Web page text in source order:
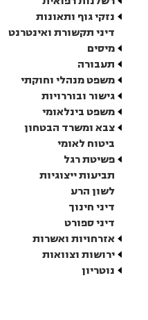
נזקי גוף ותאונות
דיני תקשורת ואינטרנט
מיסים
תעבורה
משפט מנהלי וחוקתי
גישור ובוררויות
משפט בינלאומי
צבא ומשרד הבטחון
ביטוח לאומי
פשיטת רגל
תביעות ייצוגיות
לשון הרע
דיני חינוך
דיני ספורט
אזרחויות ואשרות
ירושות וצוואות
נוטריון